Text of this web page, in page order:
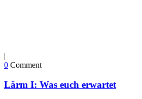
|
0 Comment
Lärm I: Was euch erwartet